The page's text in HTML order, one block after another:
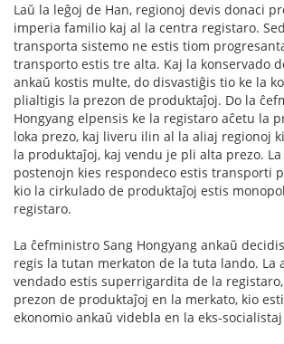
Laŭ la leĝoj de Han, regionoj devis donaci
imperia familio kaj al la centra registaro.
transporta sistemo ne estis tiom
transporto estis tre alta. Kaj la konservado
ankaŭ kostis multe, do disvastiĝis tio ke la
plialtigis la prezon de produktaĵoj. Do la
Hongyang elpensis ke la registaro aĉetu la
loka prezo, kaj liveru ilin al la aliaj regionoj
la produktaĵoj, kaj vendu je pli alta prezo.
postenojn kies respondeco estis transporti
kio la cirkulado de produktaĵoj estis
registaro.
La ĉefministro Sang Hongyang ankaŭ
regis la tutan merkaton de la tuta lando. La
vendado estis superrigardita de la
prezon de produktaĵoj en la merkato, kio
ekonomio ankaŭ videbla en la eks-